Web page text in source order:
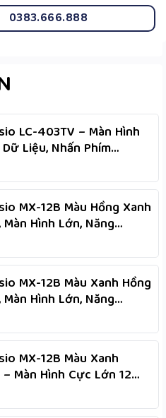
0383.666.888
LC-403TV – Màn Hình
Liệu, Nhấn Phím
Nguồn
MX-12B Màu Hồng Xanh
Hình Lớn, Năng
Hai Nguồn
MX-12B Màu Xanh Hồng
Hình Lớn, Năng
Hai Nguồn
MX-12B Màu Xanh
Màn Hình Cực Lớn 12
Lượng Kép